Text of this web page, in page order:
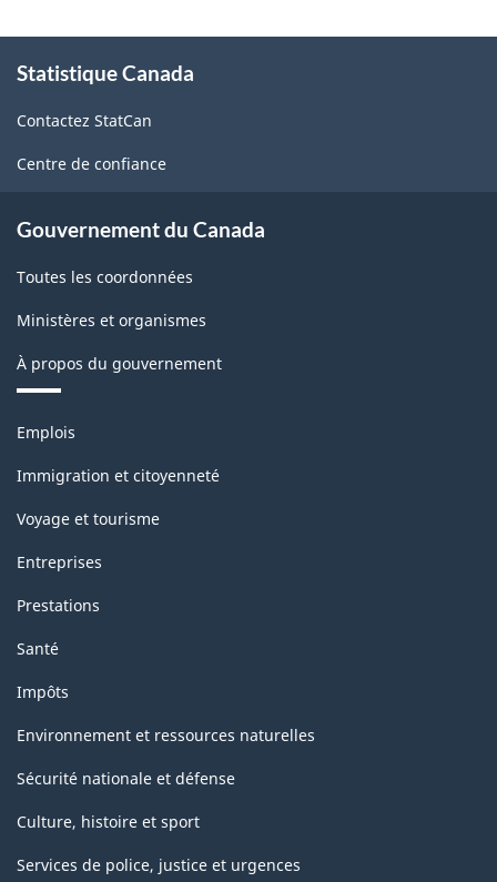
propos
ce
site
Statistique Canada
Contactez StatCan
Centre de confiance
Gouvernement du Canada
Toutes les coordonnées
Ministères et organismes
À propos du gouvernement
Thèmes
sujets
Emplois
Immigration et citoyenneté
Voyage et tourisme
Entreprises
Prestations
Santé
Impôts
Environnement et ressources naturelles
Sécurité nationale et défense
Culture, histoire et sport
Services de police, justice et urgences